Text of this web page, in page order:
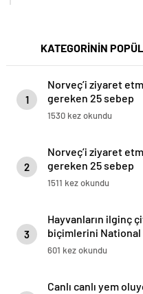
KATEGORİNİN
1
Norveç’i ziyaret
gereken 25 sebep
1530 kez okundu
2
Norveç’i ziyaret
gereken 25 sebep
1511 kez okundu
3
Hayvanların ilginç
biçimlerini National
görüntüledi.
601 kez okundu
Canlı canlı yem